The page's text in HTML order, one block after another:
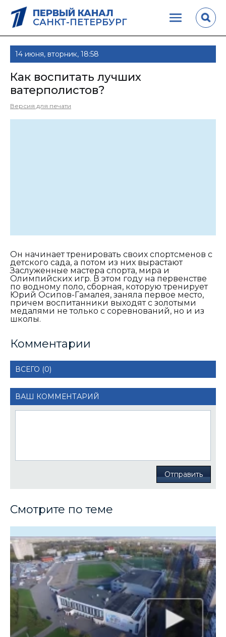
ПЕРВЫЙ КАНАЛ
САНКТ-ПЕТЕРБУРГ
14 июня, вторник, 18:58
Как воспитать лучших
ватерполистов?
Версия для печати
Он начинает тренировать своих спортсменов с
детского сада, а потом из них вырастают
Заслуженные мастера спорта, мира и
Олимпийских игр. В этом году на первенстве
по водному поло, сборная, которую тренирует
Юрий Осипов-Гамалея, заняла первое место,
причем воспитанники выходят с золотыми
медалями не только с соревнований, но и из
школы.
Комментарии
ВСЕГО (0)
ВАШ КОММЕНТАРИЙ
Отправить
Смотрите по теме